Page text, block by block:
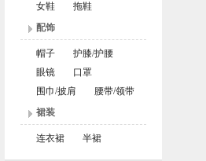
女鞋
拖鞋
配饰
帽子
护膝/护腰
眼镜
口罩
围巾/披肩
腰带/领带
裙装
连衣裙 半裙